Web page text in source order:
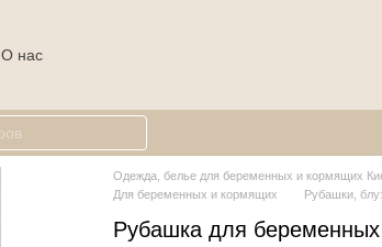
О нас
Одежда, белье для беременных и кормящих
Для беременных и кормящих
Рубашки,
Рубашка для